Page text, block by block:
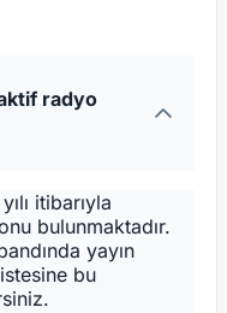
radyo
itibarıyla
bulunmaktadır.
yayın
bu